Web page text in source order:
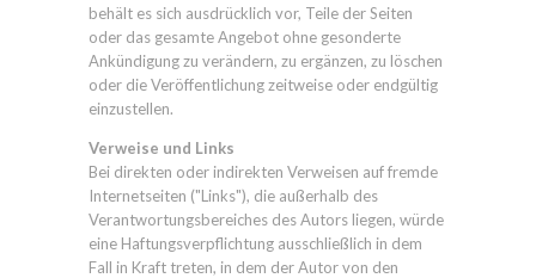
behält es sich ausdrücklich vor, Teile der Seiten
oder das gesamte Angebot ohne gesonderte
Ankündigung zu verändern, zu ergänzen, zu löschen
oder die Veröffentlichung zeitweise oder endgültig
einzustellen.
Verweise und Links
Bei direkten oder indirekten Verweisen auf fremde
Internetseiten ("Links"), die außerhalb des
Verantwortungsbereiches des Autors liegen, würde
eine Haftungsverpflichtung ausschließlich in dem
Fall in Kraft treten, in dem der Autor von den